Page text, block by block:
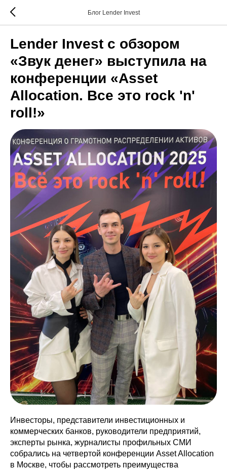
Блог Lender Invest
Lender Invest с обзором
«Звук денег» выступила на
конференции «Asset
Allocation. Все это rock 'n'
roll!»
Инвесторы, представители инвестиционных и
коммерческих банков, руководители предприятий,
эксперты рынка, журналисты профильных СМИ
собрались на четвертой конференции Asset Allocation
в Москве, чтобы рассмотреть преимущества